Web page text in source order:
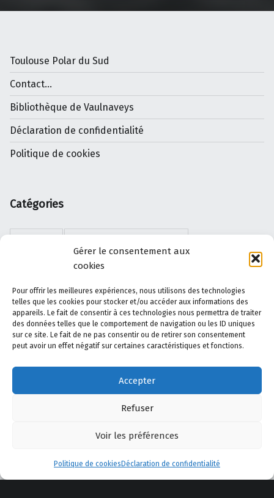
Gérer le consentement aux
cookies
Pour offrir les meilleures expériences, nous utilisons des technologies
telles que les cookies pour stocker et/ou accéder aux informations des
appareils. Le fait de consentir à ces technologies nous permettra de traiter
des données telles que le comportement de navigation ou les ID uniques
sur ce site. Le fait de ne pas consentir ou de retirer son consentement
peut avoir un effet négatif sur certaines caractéristiques et fonctions.
Accepter
Refuser
Voir les préférences
Politique de cookies Déclaration de confidentialité
Menu
Toulouse Polar du Sud
Contact...
Bibliothèque de Vaulnaveys
Déclaration de confidentialité
Politique de cookies
Catégories
JEUX DE DAMES
LES DISPARUS DES THERMES LIVRES
NOUVELLES OISEAUX PAYSAGES
SCÉNARIOS WORDPRESS ÉCRITS